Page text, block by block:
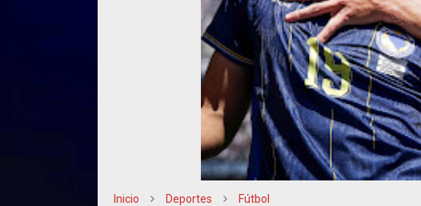
Inicio Deportes Fútbol